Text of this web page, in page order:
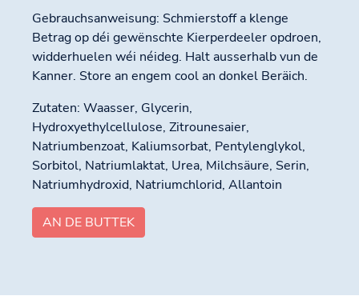
Gebrauchsanweisung: Schmierstoff a klenge
Betrag op déi gewënschte Kierperdeeler opdroen,
widderhuelen wéi néideg. Halt ausserhalb vun de
Kanner. Store an engem cool an donkel Beräich.
Zutaten: Waasser, Glycerin,
Hydroxyethylcellulose, Zitrounesaier,
Natriumbenzoat, Kaliumsorbat, Pentylenglykol,
Sorbitol, Natriumlaktat, Urea, Milchsäure, Serin,
Natriumhydroxid, Natriumchlorid, Allantoin
AN DE BUTTEK